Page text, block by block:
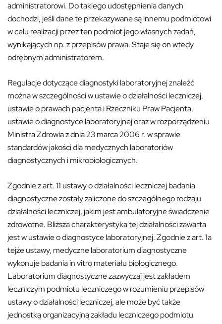
administratorowi. Do takiego udostępnienia danych
dochodzi, jeśli dane te przekazywane są innemu podmiotowi
w celu realizacji przez ten podmiot jego własnych zadań,
wynikających np. z przepisów prawa. Staje się on wtedy
odrębnym administratorem.
Regulacje dotyczące diagnostyki laboratoryjnej znaleźć
można w szczególności w ustawie o działalności leczniczej,
ustawie o prawach pacjenta i Rzeczniku Praw Pacjenta,
ustawie o diagnostyce laboratoryjnej oraz w rozporządzeniu
Ministra Zdrowia z dnia 23 marca 2006 r. w sprawie
standardów jakości dla medycznych laboratoriów
diagnostycznych i mikrobiologicznych.
Zgodnie z art. 11 ustawy o działalności leczniczej badania
diagnostyczne zostały zaliczone do szczególnego rodzaju
działalności leczniczej, jakim jest ambulatoryjne świadczenie
zdrowotne. Bliższa charakterystyka tej działalności zawarta
jest w ustawie o diagnostyce laboratoryjnej. Zgodnie z art. 1a
tejże ustawy, medyczne laboratorium diagnostyczne
wykonuje badania in vitro materiału biologicznego.
Laboratorium diagnostyczne zazwyczaj jest zakładem
leczniczym podmiotu leczniczego w rozumieniu przepisów
ustawy o działalności leczniczej, ale może być także
jednostką organizacyjną zakładu leczniczego podmiotu